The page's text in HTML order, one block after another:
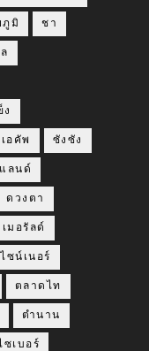
ภูมิ ชา
อคัพ ซังซัง
ลนด์
ดวงตา
มอรัลด์
ซน์เนอร์
ตลาดไท
ตำนาน
ซเบอร์